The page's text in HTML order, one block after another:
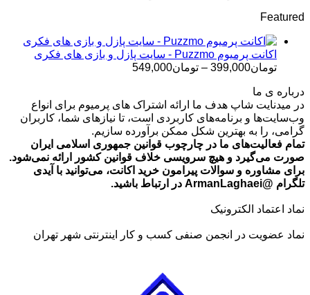
تومان699,000
Featured
اکانت پرمیوم Puzzmo - سایت پازل و بازی های فکری
تومان399,000
– تومان549,000
تا
تومان549,000
درباره ی ما
در میدنایت شاپ هدف ما ارائه اشتراک های پرمیوم برای انواع
وب‌سایت‌ها و برنامه‌های کاربردی است، تا نیازهای شما، کاربران
گرامی، را به بهترین شکل ممکن برآورده سازیم.
تمام فعالیت‌های ما در چارچوب قوانین جمهوری اسلامی ایران
صورت می‌گیرد و هیچ سرویسی خلاف قوانین کشور ارائه نمی‌شود.
برای مشاوره و سوالات پیرامون خرید اکانت، می‌توانید با آیدی
تلگرام @ArmanLaghaei در ارتباط باشید.
نماد اعتماد الکترونیک
نماد عضویت در انجمن صنفی کسب و کار اینترنتی شهر تهران